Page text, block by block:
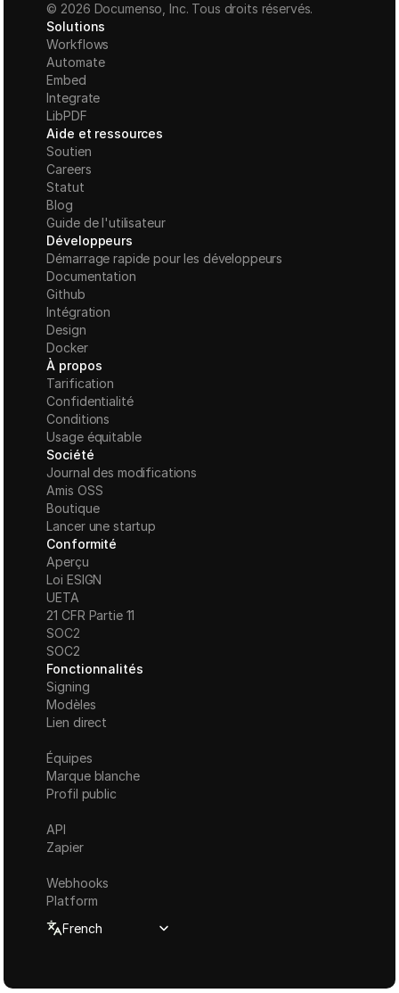
© 2026 Documenso, Inc. Tous droits réservés.
Solutions
Workflows
Automate
Embed
Integrate
LibPDF
Aide et ressources
Soutien
Careers
Statut
Blog
Guide de l'utilisateur
Développeurs
Démarrage rapide pour les développeurs
Documentation
Github
Intégration
Design
Docker
À propos
Tarification
Confidentialité
Conditions
Usage équitable
Société
Journal des modifications
Amis OSS
Boutique
Lancer une startup
Conformité
Aperçu
Loi ESIGN
UETA
21 CFR Partie 11
SOC2
SOC2
Fonctionnalités
Signing
Modèles
Lien direct
Équipes
Marque blanche
Profil public
API
Zapier
Webhooks
Platform
Select Language
French